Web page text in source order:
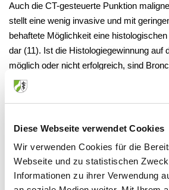
Diese Webseite verwendet Cookies
Wir verwenden Cookies für die
Webseite und zu statistischen
Informationen zu ihrer Verwendung
Auch die CT-gesteuerte Punktion
stellt eine wenig invasive und mit
behaftete Möglichkeit eine
dar (11). Ist die Histologiegewinnung auf
möglich oder nicht erfolgreich, sind
Mediastinoskopie oder eine
Risiken für eine Vollnarkose sind
werden, weil in bis zu 40% der Fälle
Diagnosesicherung nicht mehr gelingt